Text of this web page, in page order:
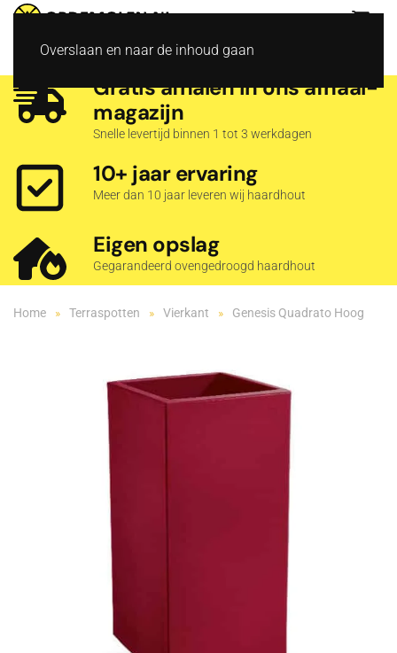
Overslaan en naar de inhoud gaan
Gratis afhalen in ons afhaal­
magazijn
Snelle levertijd binnen 1 tot 3 werkdagen
10+ jaar ervaring
Meer dan 10 jaar leveren wij haardhout
Eigen opslag
Gegarandeerd ovengedroogd haardhout
Home Terraspotten Vierkant Genesis Quadrato Hoog